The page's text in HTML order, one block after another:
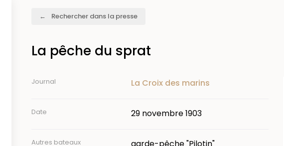
Rechercher dans la presse
La pêche du sprat
Journal La Croix des marins
Date 29 novembre 1903
Autres bateaux garde-pêche "Pilotin"